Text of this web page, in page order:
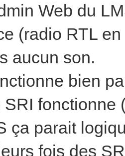
Web du
(radio RTL
aucun son.
bien
SRI fonctionne
ça parait
fois des